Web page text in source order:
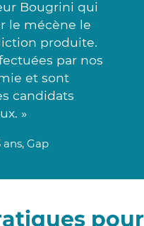
Bougrini qui
le mécène le
produite.
par nos
et sont
candidats
»
ans, Gap
pour